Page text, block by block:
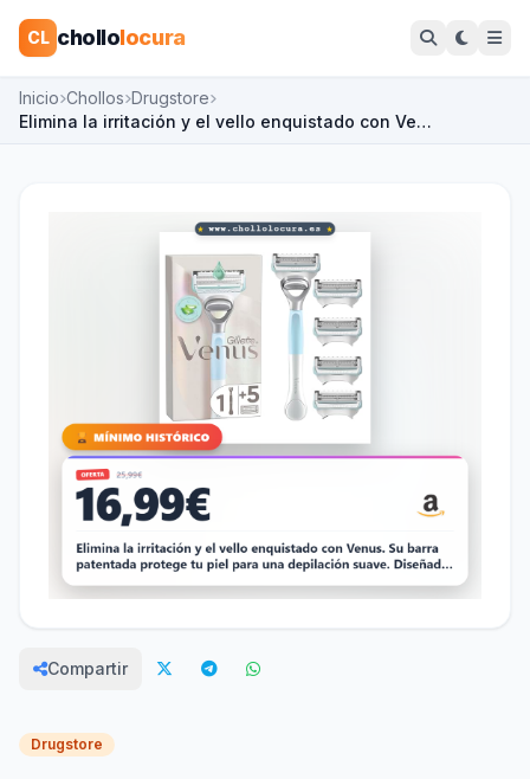
CL chollolocura
Inicio Chollos Drugstore
Elimina la irritación y el vello enquistado con Ve…
Compartir
Drugstore